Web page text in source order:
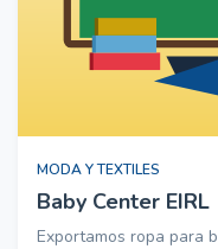
MODA Y TEXTILES
Baby Center EIRL
Exportamos ropa para